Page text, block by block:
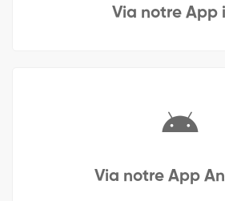
Via notre App
Via notre App